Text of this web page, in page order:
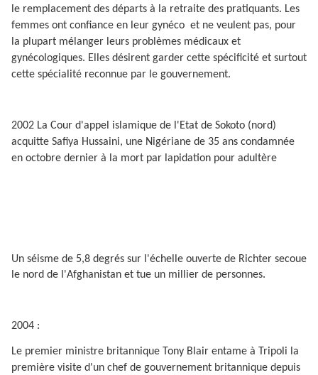
le remplacement des départs à la retraite des pratiquants. Les
femmes ont confiance en leur gynéco et ne veulent pas, pour
la plupart mélanger leurs problèmes médicaux et
gynécologiques. Elles désirent garder cette spécificité et surtout
cette spécialité reconnue par le gouvernement.
2002 La Cour d'appel islamique de l'Etat de Sokoto (nord)
acquitte Safiya Hussaini, une Nigériane de 35 ans condamnée
en octobre dernier à la mort par lapidation pour adultère
Un séisme de 5,8 degrés sur l'échelle ouverte de Richter secoue
le nord de l'Afghanistan et tue un millier de personnes.
2004 :
Le premier ministre britannique Tony Blair entame à Tripoli la
première visite d'un chef de gouvernement britannique depuis